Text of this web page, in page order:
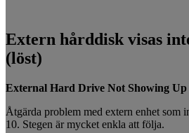
Extern hårddisk visas
(löst)
External Hard Drive Not Showing Up
Åtgärda problem med extern enhet som
10. Stegen är mycket enkla att följa.